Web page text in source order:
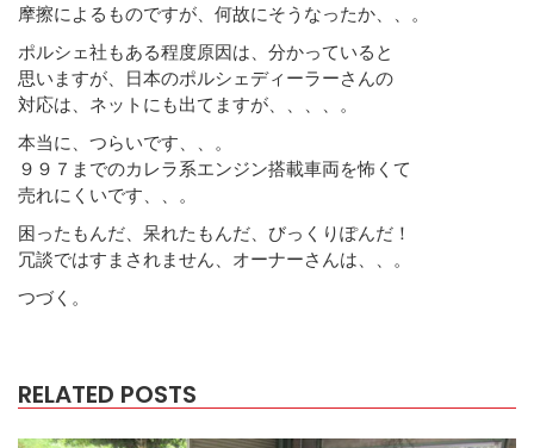
摩擦によるものですが、何故にそうなったか、、。
ポルシェ社もある程度原因は、分かっていると
思いますが、日本のポルシェディーラーさんの
対応は、ネットにも出てますが、、、、。
本当に、つらいです、、。
９９７までのカレラ系エンジン搭載車両を怖くて
売れにくいです、、。
困ったもんだ、呆れたもんだ、びっくりぽんだ！
冗談ではすまされません、オーナーさんは、、。
つづく。
RELATED POSTS